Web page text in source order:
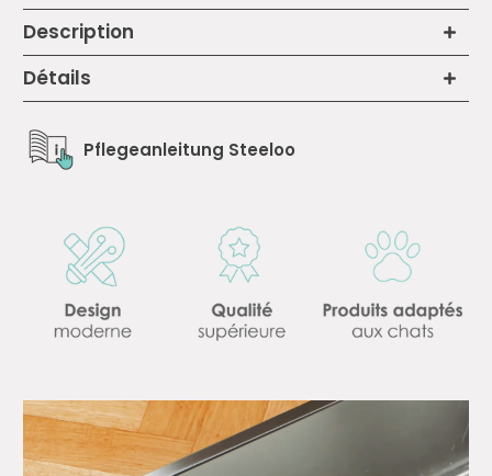
Description
Détails
Pflegeanleitung Steeloo